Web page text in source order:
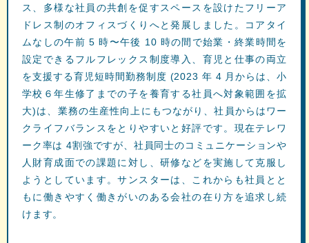
ス、多様な社員の共創を促すスペースを設けたフリーア
ドレス制のオフィスづくりへと発展しました。コアタイ
ムなしの午前 5 時〜午後 10 時の間で始業・終業時間を
設定できるフルフレックス制度導⼊、育児と仕事の両⽴
を⽀援する育児短時間勤務制度 (2023 年 4 ⽉からは、⼩
学校６年⽣修了までの⼦を養育する社員へ対象範囲を拡
⼤)は、業務の⽣産性向上にもつながり、社員からはワー
クライフバランスをとりやすいと好評です。現在テレワ
ーク率は 4割強ですが、社員同⼠のコミュニケーションや
⼈財育成⾯での課題に対し、研修などを実施して克服し
ようとしています。サンスターは、これからも社員とと
もに働きやすく働きがいのある会社の在り⽅を追求し続
けます。